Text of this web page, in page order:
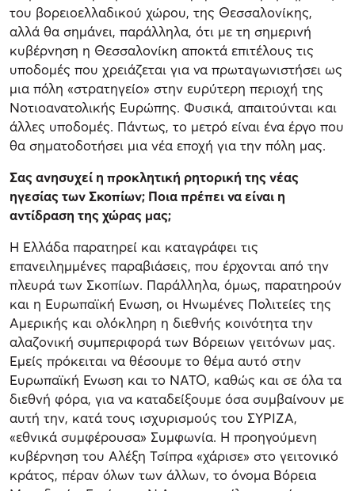
του βορειοελλαδικού χώρου, της Θεσσαλονίκης,
αλλά θα σημάνει, παράλληλα, ότι με τη σημερινή
κυβέρνηση η Θεσσαλονίκη αποκτά επιτέλους τις
υποδομές που χρειάζεται για να πρωταγωνιστήσει ως
μια πόλη «στρατηγείο» στην ευρύτερη περιοχή της
Νοτιοανατολικής Ευρώπης. Φυσικά, απαιτούνται και
άλλες υποδομές. Πάντως, το μετρό είναι ένα έργο που
θα σηματοδοτήσει μια νέα εποχή για την πόλη μας.
Σας ανησυχεί η προκλητική ρητορική της νέας
ηγεσίας των Σκοπίων; Ποια πρέπει να είναι η
αντίδραση της χώρας μας;
Η Ελλάδα παρατηρεί και καταγράφει τις
επανειλημμένες παραβιάσεις, που έρχονται από την
πλευρά των Σκοπίων. Παράλληλα, όμως, παρατηρούν
και η Ευρωπαϊκή Ενωση, οι Ηνωμένες Πολιτείες της
Αμερικής και ολόκληρη η διεθνής κοινότητα την
αλαζονική συμπεριφορά των Βόρειων γειτόνων μας.
Εμείς πρόκειται να θέσουμε το θέμα αυτό στην
Ευρωπαϊκή Ενωση και το ΝΑΤΟ, καθώς και σε όλα τα
διεθνή φόρα, για να καταδείξουμε όσα συμβαίνουν με
αυτή την, κατά τους ισχυρισμούς του ΣΥΡΙΖΑ,
«εθνικά συμφέρουσα» Συμφωνία. Η προηγούμενη
κυβέρνηση του Αλέξη Τσίπρα «χάρισε» στο γειτονικό
κράτος, πέραν όλων των άλλων, το όνομα Βόρεια